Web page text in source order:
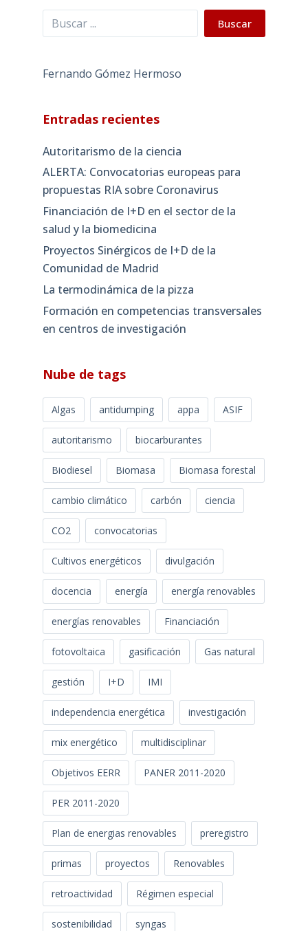
Buscar Buscar
Fernando Gómez Hermoso
Entradas recientes
Autoritarismo de la ciencia
ALERTA: Convocatorias europeas para
propuestas RIA sobre Coronavirus
Financiación de I+D en el sector de la
salud y la biomedicina
Proyectos Sinérgicos de I+D de la
Comunidad de Madrid
La termodinámica de la pizza
Formación en competencias transversales
en centros de investigación
Nube de tags
Algas antidumping appa ASIF
autoritarismo biocarburantes
Biodiesel Biomasa Biomasa forestal
cambio climático carbón ciencia
CO2 convocatorias
Cultivos energéticos divulgación
docencia energía energía renovables
energías renovables Financiación
fotovoltaica gasificación Gas natural
gestión I+D IMI
independencia energética investigación
mix energético multidisciplinar
Objetivos EERR PANER 2011-2020
PER 2011-2020
Plan de energias renovables preregistro
primas proyectos Renovables
retroactividad Régimen especial
sostenibilidad syngas